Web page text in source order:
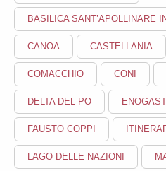
BASILICA SANT’APOLLINARE
CANOA CASTELLANIA
COMACCHIO CONI
DELTA DEL PO
FAUSTO COPPI
LAGO DELLE NAZIONI